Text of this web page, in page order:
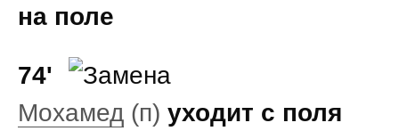
на поле
74'
Мохамед (п) уходит с поля